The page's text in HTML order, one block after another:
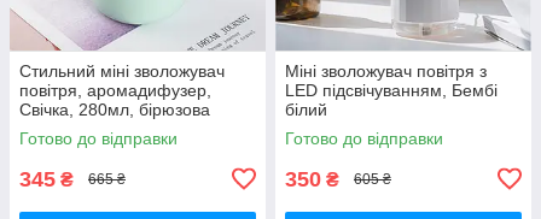
Стильний міні зволожувач
повітря, аромадифузер,
Свічка, 280мл, бірюзова
Готово до відправки
345 ₴ 665 ₴
Міні зволожувач повітря з
LED підсвічуванням, Бембі
білий
Готово до відправки
350 ₴ 605 ₴